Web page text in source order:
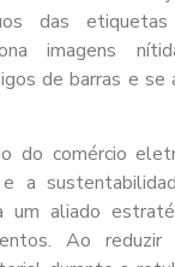
das etiquetas
imagens
de barras e se
do comércio
a
um aliado
Ao reduzir